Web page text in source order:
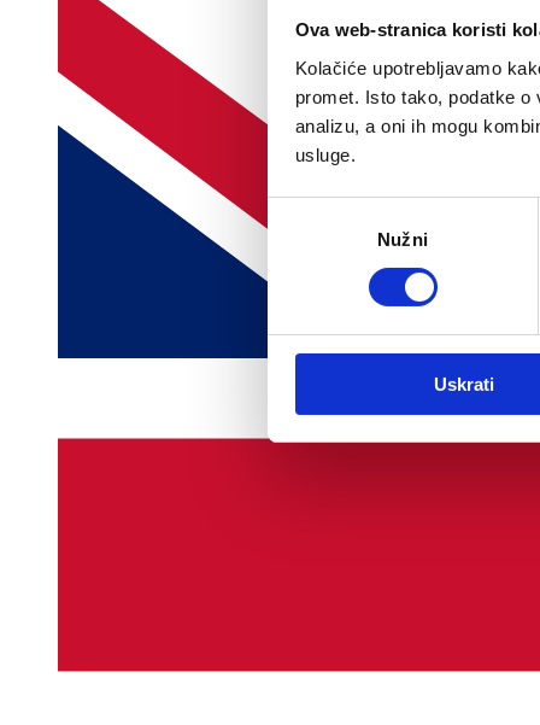
Ova web-stranica koristi
Kolačiće upotrebljavamo
promet. Isto tako, podatke
analizu, a oni ih mogu
usluge.
Nužni
Uskrati